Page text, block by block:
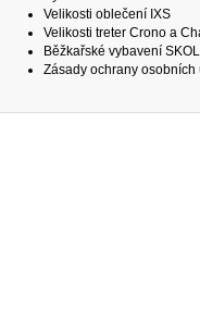
Velikosti oblečení IXS
Velikosti treter Crono a
Běžkařské vybavení SKOL
Zásady ochrany osobních